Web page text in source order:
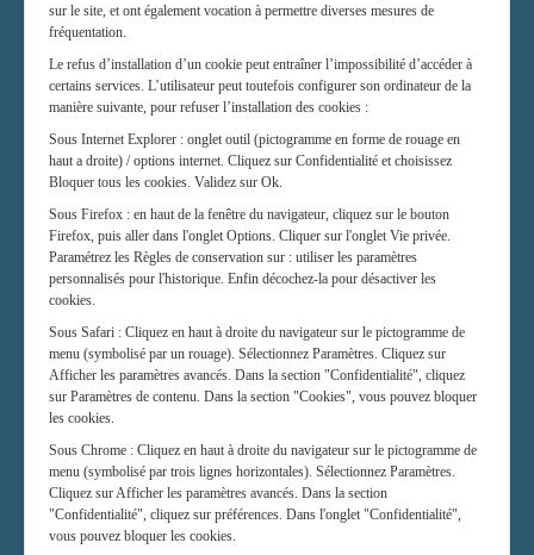
sur le site, et ont également vocation à permettre diverses mesures de
fréquentation.
Le refus d’installation d’un cookie peut entraîner l’impossibilité d’accéder à
certains services. L’utilisateur peut toutefois configurer son ordinateur de la
manière suivante, pour refuser l’installation des cookies :
Sous Internet Explorer : onglet outil (pictogramme en forme de rouage en
haut a droite) / options internet. Cliquez sur Confidentialité et choisissez
Bloquer tous les cookies. Validez sur Ok.
Sous Firefox : en haut de la fenêtre du navigateur, cliquez sur le bouton
Firefox, puis aller dans l'onglet Options. Cliquer sur l'onglet Vie privée.
Paramétrez les Règles de conservation sur : utiliser les paramètres
personnalisés pour l'historique. Enfin décochez-la pour désactiver les
cookies.
Sous Safari : Cliquez en haut à droite du navigateur sur le pictogramme de
menu (symbolisé par un rouage). Sélectionnez Paramètres. Cliquez sur
Afficher les paramètres avancés. Dans la section "Confidentialité", cliquez
sur Paramètres de contenu. Dans la section "Cookies", vous pouvez bloquer
les cookies.
Sous Chrome : Cliquez en haut à droite du navigateur sur le pictogramme de
menu (symbolisé par trois lignes horizontales). Sélectionnez Paramètres.
Cliquez sur Afficher les paramètres avancés. Dans la section
"Confidentialité", cliquez sur préférences. Dans l'onglet "Confidentialité",
vous pouvez bloquer les cookies.